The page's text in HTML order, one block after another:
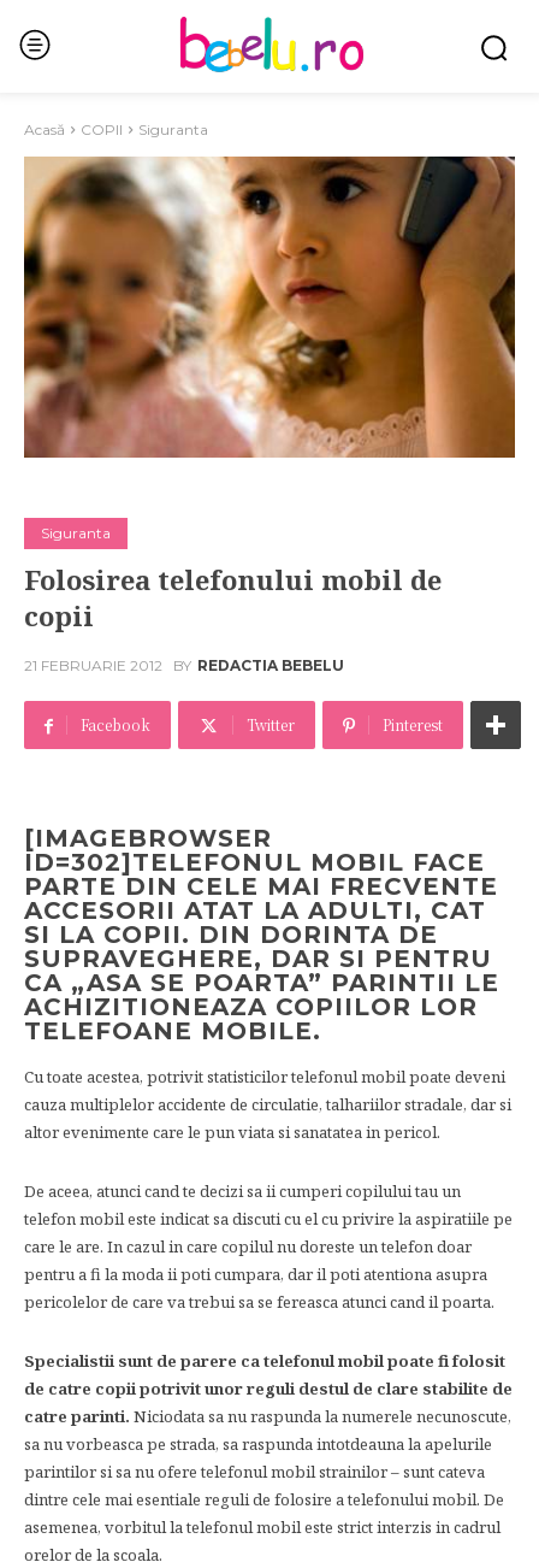
Acasă COPII Siguranta
Siguranta
Folosirea telefonului mobil de
copii
21 FEBRUARIE 2012 BY REDACTIA BEBELU
Facebook Twitter Pinterest
[IMAGEBROWSER
ID=302]TELEFONUL MOBIL FACE
PARTE DIN CELE MAI FRECVENTE
ACCESORII ATAT LA ADULTI, CAT
SI LA COPII. DIN DORINTA DE
SUPRAVEGHERE, DAR SI PENTRU
CA „ASA SE POARTA” PARINTII LE
ACHIZITIONEAZA COPIILOR LOR
TELEFOANE MOBILE.
Cu toate acestea, potrivit statisticilor telefonul mobil poate deveni
cauza multiplelor accidente de circulatie, talhariilor stradale, dar si
altor evenimente care le pun viata si sanatatea in pericol.
De aceea, atunci cand te decizi sa ii cumperi copilului tau un
telefon mobil este indicat sa discuti cu el cu privire la aspiratiile pe
care le are. In cazul in care copilul nu doreste un telefon doar
pentru a fi la moda ii poti cumpara, dar il poti atentiona asupra
pericolelor de care va trebui sa se fereasca atunci cand il poarta.
Specialistii sunt de parere ca telefonul mobil poate fi folosit
de catre copii potrivit unor reguli destul de clare stabilite de
catre parinti. Niciodata sa nu raspunda la numerele necunoscute,
sa nu vorbeasca pe strada, sa raspunda intotdeauna la apelurile
parintilor si sa nu ofere telefonul mobil strainilor – sunt cateva
dintre cele mai esentiale reguli de folosire a telefonului mobil. De
asemenea, vorbitul la telefonul mobil este strict interzis in cadrul
orelor de la scoala.